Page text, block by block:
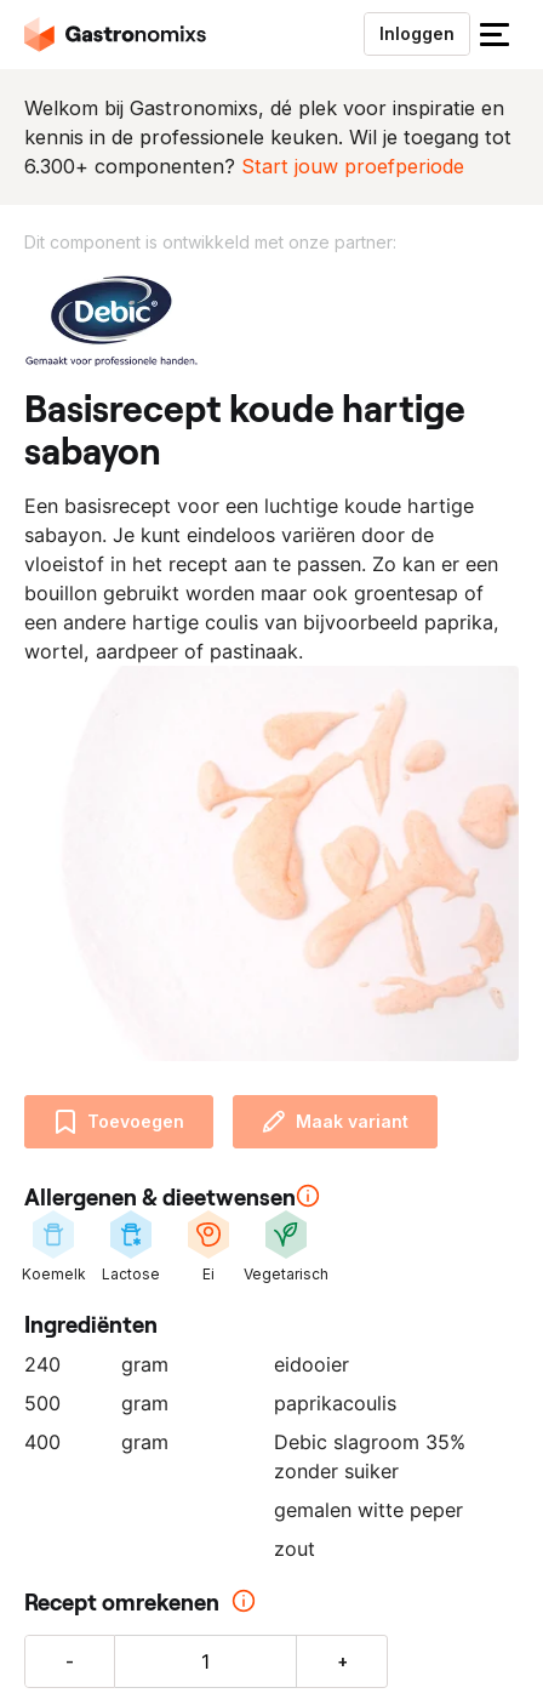
Inloggen
S
u
i
Welkom bij Gastronomixs, dé plek voor inspiratie en
kennis in de professionele keuken. Wil je toegang tot
6.300+ componenten? Start jouw proefperiode
Dit component is ontwikkeld met onze partner:
c
o
m
p
n
e
n
t
i
s
n
e
a
t
e
r
basisrecept koude hartige
sabayon
​Een basisrecept voor een luchtige koude hartige
sabayon. Je kunt eindeloos variëren door de
vloeistof in het recept aan te passen. Zo kan er een
bouillon gebruikt worden maar ook groentesap of
een andere hartige coulis van bijvoorbeeld paprika,
wortel, aardpeer of pastinaak.
Toevoegen Maak variant
Allergenen & dieetwensen
Koemelk Lactose Ei Vegetarisch
Ingrediënten
240 gram
eidooier
500
gram
paprikacoulis
400
gram
Debic slagroom 35%
zonder suiker
gemalen witte peper
zout
Recept omrekenen
- +